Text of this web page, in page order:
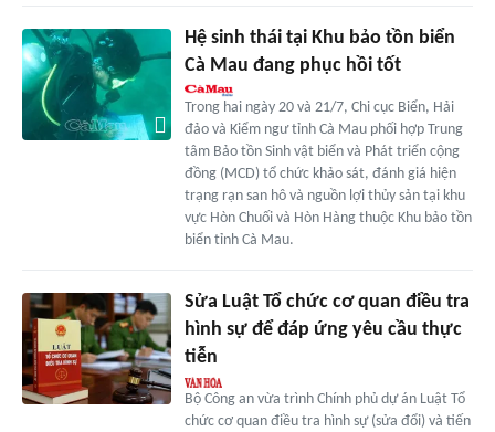
Hệ sinh thái tại Khu bảo tồn biển
Cà Mau đang phục hồi tốt
Trong hai ngày 20 và 21/7, Chi cục Biển, Hải
đảo và Kiểm ngư tỉnh Cà Mau phối hợp Trung
tâm Bảo tồn Sinh vật biển và Phát triển cộng
đồng (MCD) tổ chức khảo sát, đánh giá hiện
trạng rạn san hô và nguồn lợi thủy sản tại khu
vực Hòn Chuối và Hòn Hàng thuộc Khu bảo tồn
biển tỉnh Cà Mau.
Sửa Luật Tổ chức cơ quan điều tra
hình sự để đáp ứng yêu cầu thực
tiễn
Bộ Công an vừa trình Chính phủ dự án Luật Tổ
chức cơ quan điều tra hình sự (sửa đổi) và tiến